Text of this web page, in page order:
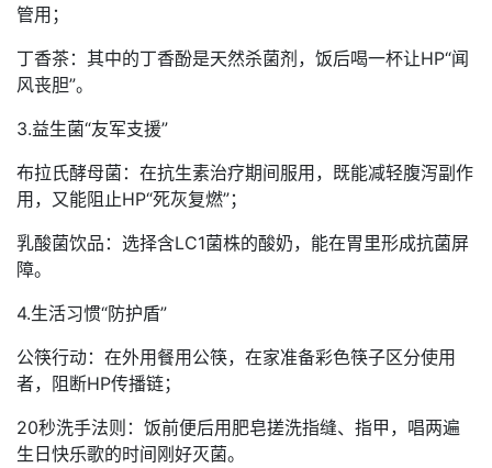
管用；
丁香茶：其中的丁香酚是天然杀菌剂，饭后喝一杯让HP“闻
风丧胆”。
3.益生菌“友军支援”
布拉氏酵母菌：在抗生素治疗期间服用，既能减轻腹泻副作
用，又能阻止HP“死灰复燃”；
乳酸菌饮品：选择含LC1菌株的酸奶，能在胃里形成抗菌屏
障。
4.生活习惯“防护盾”
公筷行动：在外用餐用公筷，在家准备彩色筷子区分使用
者，阻断HP传播链；
20秒洗手法则：饭前便后用肥皂搓洗指缝、指甲，唱两遍
生日快乐歌的时间刚好灭菌。